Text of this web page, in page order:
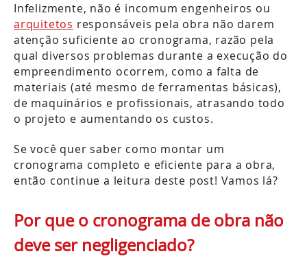
Infelizmente, não é incomum engenheiros ou
arquitetos responsáveis pela obra não darem
atenção suficiente ao cronograma, razão pela
qual diversos problemas durante a execução do
empreendimento ocorrem, como a falta de
materiais (até mesmo de ferramentas básicas),
de maquinários e profissionais, atrasando todo
o projeto e aumentando os custos.
Se você quer saber como montar um
cronograma completo e eficiente para a obra,
então continue a leitura deste post! Vamos lá?
Por que o cronograma de obra não
deve ser negligenciado?